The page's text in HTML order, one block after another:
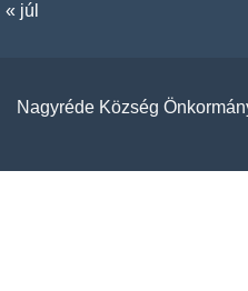
« júl
Nagyréde Község